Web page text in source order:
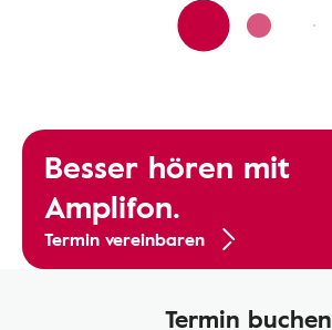
Besser hören mit
Amplifon.
Termin vereinbaren
Termin buchen